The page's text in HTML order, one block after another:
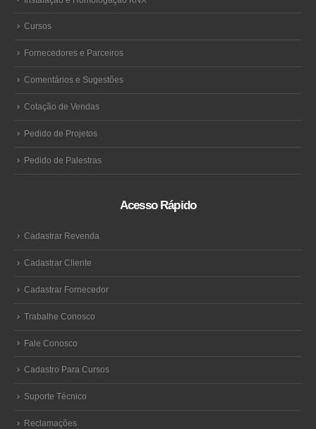
Cursos
Fornecedores e Parceiros
Comentários e Sugestões
Cotação de Vendas
Pedido de Projetos
Pedido de Palestras
Acesso Rápido
Cadastrar Revenda
Cadastrar Cliente
Cadastrar Fornecedor
Trabalhe Conosco
Fale Conosco
Cadastro Para Cursos
Suporte Técnico
Reclamações